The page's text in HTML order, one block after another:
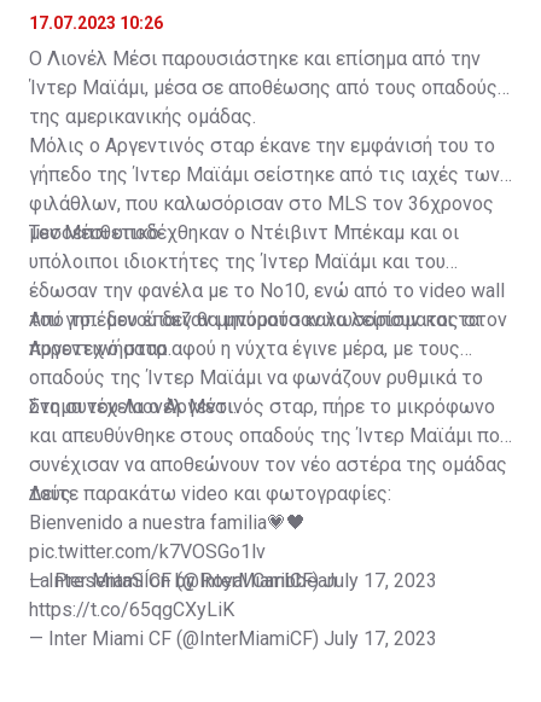
σταρ
17.07.2023 10:26
Ο Λιονέλ Μέσι παρουσιάστηκε και επίσημα από την
Ίντερ Μαϊάμι, μέσα σε αποθέωσης από τους οπαδούς
της αμερικανικής ομάδας.
Μόλις ο Αργεντινός σταρ έκανε την εμφάνισή του το
γήπεδο της Ίντερ Μαϊάμι σείστηκε από τις ιαχές των
φιλάθλων, που καλωσόρισαν στο MLS τον 36χρονος
μεσοεπιθετικό.
Τον Μέσι υποδέχθηκαν ο Ντέιβιντ Μπέκαμ και οι
υπόλοιποι ιδιοκτήτες της Ίντερ Μαϊάμι και του
έδωσαν την φανέλα με το Νο10, ενώ από το video wall
του γηπέδου έπαιζαν μηνύματα καλωσορίσματος στον
Αργεντινό σταρ.
Από το... μενού δεν θα μπορούσαν να λείπουν και τα
πυροτεχνήματα αφού η νύχτα έγινε μέρα, με τους
οπαδούς της Ίντερ Μαϊάμι να φωνάζουν ρυθμικά το
όνομα του Λιονέλ Μέσι.
Στη συνέχεια ο Αργεντινός σταρ, πήρε το μικρόφωνο
και απευθύνθηκε στους οπαδούς της Ίντερ Μαϊάμι που
συνέχισαν να αποθεώνουν τον νέο αστέρα της ομάδας
τους.
Δείτε παρακάτω video και φωτογραφίες:
Bienvenido a nuestra familia💗🖤
pic.twitter.com/k7VOSGo1lv
— Inter Miami CF (@InterMiamiCF)July 17, 2023
La PresentaSÍon by Royal Caribbean
https://t.co/65qgCXyLiK
— Inter Miami CF (@InterMiamiCF) July 17, 2023